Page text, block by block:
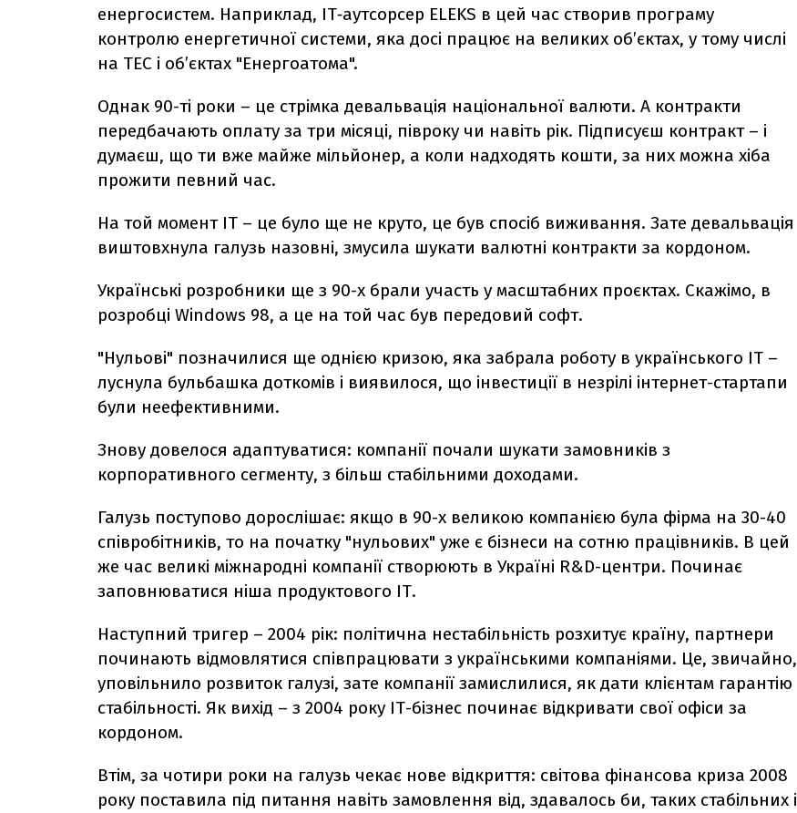
енергосистем. Наприклад, IT‑аутсорсер ELEKS в цей час створив програму
контролю енергетичної системи, яка досі працює на великих об’єктах, у тому числі
на ТЕС і об’єктах "Енергоатома".
Однак 90-ті роки – це стрімка девальвація національної валюти. А контракти
передбачають оплату за три місяці, півроку чи навіть рік. Підписуєш контракт – і
думаєш, що ти вже майже мільйонер, а коли надходять кошти, за них можна хіба
прожити певний час.
На той момент ІТ – це було ще не круто, це був спосіб виживання. Зате девальвація
виштовхнула галузь назовні, змусила шукати валютні контракти за кордоном.
Українські розробники ще з 90-х брали участь у масштабних проєктах. Скажімо, в
розробці Windows 98, а це на той час був передовий софт.
"Нульові" позначилися ще однією кризою, яка забрала роботу в українського ІТ –
луснула бульбашка доткомів і виявилося, що інвестиції в незрілі інтернет-стартапи
були неефективними.
Знову довелося адаптуватися: компанії почали шукати замовників з
корпоративного сегменту, з більш стабільними доходами.
Галузь поступово дорослішає: якщо в 90-х великою компанією була фірма на 30-40
співробітників, то на початку "нульових" уже є бізнеси на сотню працівників. В цей
же час великі міжнародні компанії створюють в Україні R&D-центри. Починає
заповнюватися ніша продуктового ІТ.
Наступний тригер – 2004 рік: політична нестабільність розхитує країну, партнери
починають відмовлятися співпрацювати з українськими компаніями. Це, звичайно,
уповільнило розвиток галузі, зате компанії замислилися, як дати клієнтам гарантію
стабільності. Як вихід – з 2004 року ІТ-бізнес починає відкривати свої офіси за
кордоном.
Втім, за чотири роки на галузь чекає нове відкриття: світова фінансова криза 2008
року поставила під питання навіть замовлення від, здавалось би, таких стабільних і